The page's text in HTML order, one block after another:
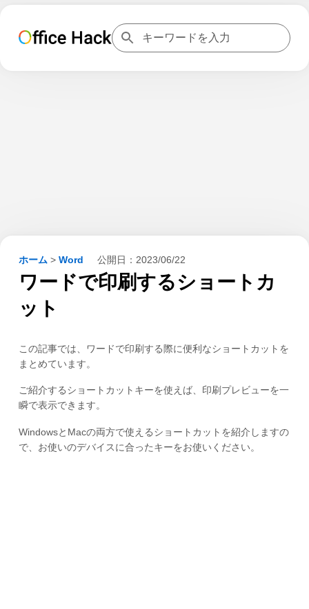
ホーム > Word 公開日： 2023/06/22
ワードで印刷するショートカ
ット
この記事では、ワードで印刷する際に便利なショートカットを
まとめています。
ご紹介するショートカットキーを使えば、印刷プレビューを一
瞬で表示できます。
WindowsとMacの両方で使えるショートカットを紹介しますの
で、お使いのデバイスに合ったキーをお使いください。